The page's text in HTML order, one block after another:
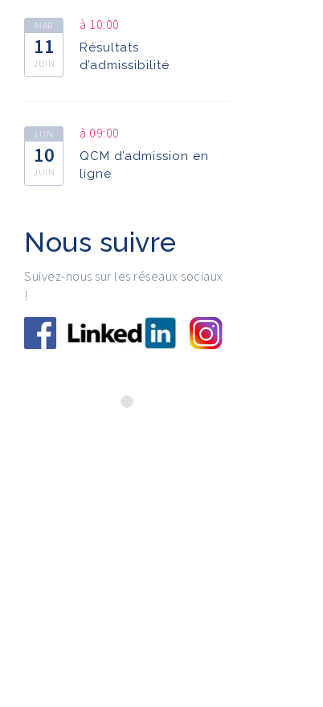
MAR
11
JUIN
à 10:00
Résultats
d’admissibilité
LUN
10
JUIN
à 09:00
QCM d’admission en
ligne
Nous suivre
Suivez-nous sur les réseaux sociaux
!